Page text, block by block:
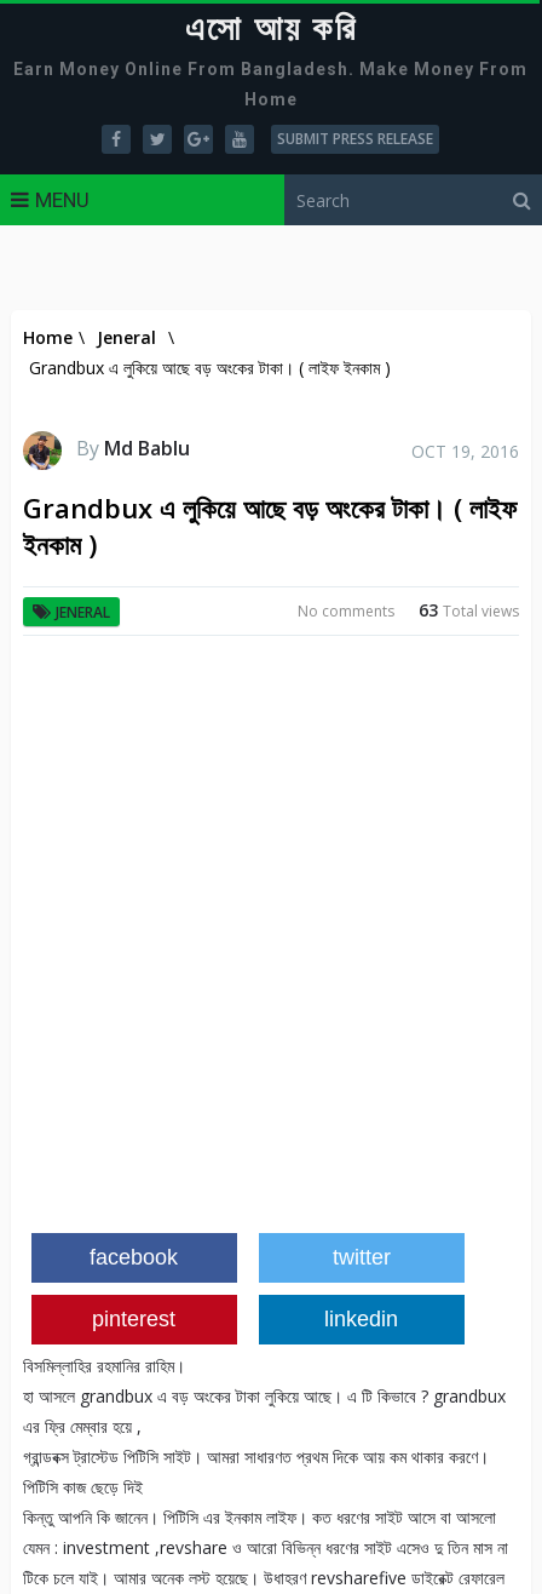
এসো আয় করি
Earn Money Online From Bangladesh. Make Money From
Home
SUBMIT PRESS RELEASE
MENU
Home \ Jeneral \
Grandbux এ লুকিয়ে আছে বড় অংকের টাকা। ( লাইফ ইনকাম )
By Md Bablu OCT 19, 2016
Grandbux এ লুকিয়ে আছে বড় অংকের টাকা। ( লাইফ
ইনকাম )
JENERAL 63Total views
No comments
facebook twitter
pinterest linkedin
বিসমিল্লাহির রহমানির রাহিম।
হা আসলে grandbux এ বড় অংকের টাকা লুকিয়ে আছে। এ টি কিভাবে ? grandbux
এর ফ্রি মেম্বার হয়ে ,
গ্রান্ডবক্স ট্রাস্টেড পিটিসি সাইট। আমরা সাধারণত প্রথম দিকে আয় কম থাকার করণে।
পিটিসি কাজ ছেড়ে দিই
কিন্তু আপনি কি জানেন। পিটিসি এর ইনকাম লাইফ। কত ধরণের সাইট আসে বা আসলো
যেমন : investment ,revshare ও আরো বিভিন্ন ধরণের সাইট এসেও দু তিন মাস না
টিকে চলে যাই। আমার অনেক লস্ট হয়েছে। উধাহরণ revsharefive ডাইরেক্ট রেফারেল